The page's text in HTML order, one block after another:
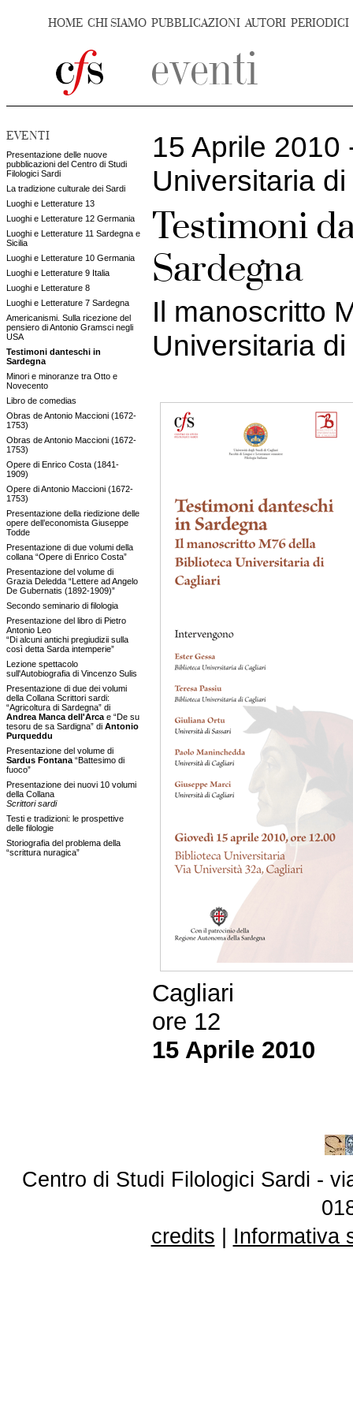
HOME CHI SIAMO PUBBLICAZIONI AUTORI PERIODICI
EVENTI
Presentazione delle nuove
pubblicazioni del Centro di Studi
Filologici Sardi
La tradizione culturale dei Sardi
Luoghi e Letterature 13
Luoghi e Letterature 12 Germania
Luoghi e Letterature 11 Sardegna e
Sicilia
Luoghi e Letterature 10 Germania
Luoghi e Letterature 9 Italia
Luoghi e Letterature 8
Luoghi e Letterature 7 Sardegna
Americanismi. Sulla ricezione del
pensiero di Antonio Gramsci negli
USA
Testimoni danteschi in
Sardegna
Minori e minoranze tra Otto e
Novecento
Libro de comedias
Obras de Antonio Maccioni (1672-
1753)
Obras de Antonio Maccioni (1672-
1753)
Opere di Enrico Costa (1841-
1909)
Opere di Antonio Maccioni (1672-
1753)
Presentazione della riedizione delle
opere dell’economista Giuseppe
Todde
Presentazione di due volumi della
collana “Opere di Enrico Costa”
Presentazione del volume di
Grazia Deledda “Lettere ad Angelo
De Gubernatis (1892-1909)”
Secondo seminario di filologia
Presentazione del libro di Pietro
Antonio Leo
“Di alcuni antichi pregiudizii sulla
così detta Sarda intemperie”
Lezione spettacolo
sull'Autobiografia di Vincenzo Sulis
Presentazione di due dei volumi
della Collana Scrittori sardi:
“Agricoltura di Sardegna” di
Andrea Manca dell'Arca e “De su
tesoru de sa Sardigna” di Antonio
Purqueddu
Presentazione del volume di
Sardus Fontana “Battesimo di
fuoco”
Presentazione dei nuovi 10 volumi
della Collana
Scrittori sardi
Testi e tradizioni: le prospettive
delle filologie
Storiografia del problema della
“scrittura nuragica”
15 Aprile 2010
Universitaria
Testimoni
Sardegna
Il manoscritto
Universitaria
Cagliari
ore 12
15 Aprile 2010
Centro di Studi Filologici Sardi -
credits
Informativa